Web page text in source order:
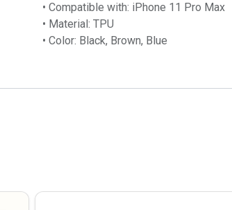
• Compatible with: iPhone 11 Pro Max
• Material: TPU
• Color: Black, Brown, Blue